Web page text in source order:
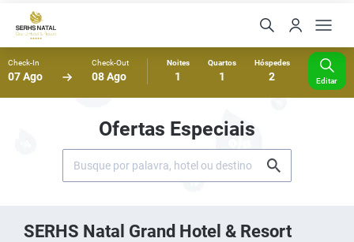
Check-In
07 Ago
Check-Out
08 Ago
Noites
1
Quartos
1
Hóspedes
2 Editar
Ofertas Especiais
SERHS Natal Grand Hotel & Resort